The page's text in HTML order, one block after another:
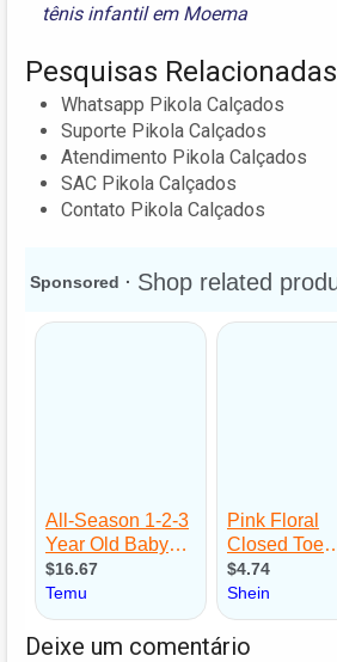
tênis infantil em Moema
Pesquisas Relacionadas
Whatsapp Pikola Calçados
Suporte Pikola Calçados
Atendimento Pikola Calçados
SAC Pikola Calçados
Contato Pikola Calçados
Deixe um comentário